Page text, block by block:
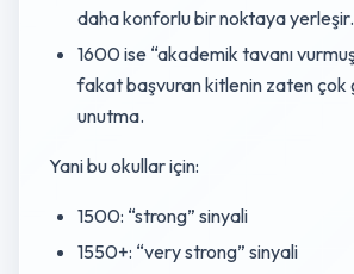
daha konforlu bir noktaya yerleşir.
1600 ise “akademik tavanı
fakat başvuran kitlenin zaten çok
unutma.
Yani bu okullar için:
1500: “strong” sinyali
1550+: “very strong” sinyali